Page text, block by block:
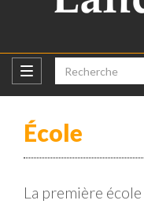
École
La première